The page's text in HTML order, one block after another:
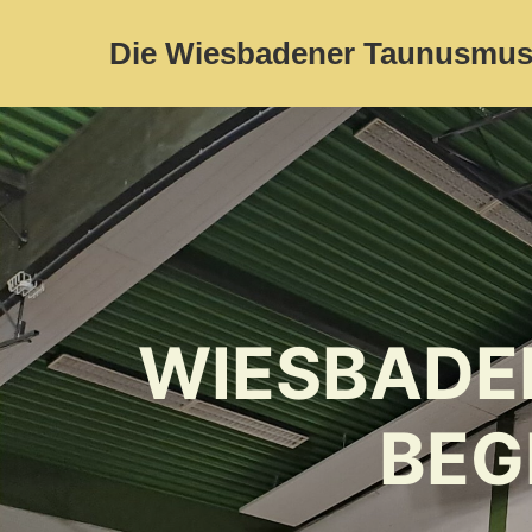
Die Wiesbadener